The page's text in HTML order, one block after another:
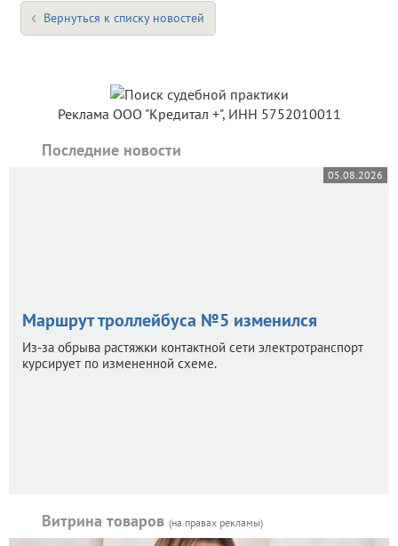
Вернуться к списку новостей
Реклама ООО "Кредитал +", ИНН 5752010011
Последние новости
05.08.2026
Маршрут троллейбуса №5 изменился
Из-за обрыва растяжки контактной сети электротранспорт
курсирует по измененной схеме.
Витрина товаров (на правах рекламы)